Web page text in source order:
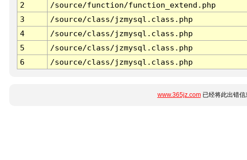
2
/source/function/function_extend.php
3
/source/class/jzmysql.class.php
4
/source/class/jzmysql.class.php
5
/source/class/jzmysql.class.php
6
/source/class/jzmysql.class.php
www.365jz.com已经将此出错信